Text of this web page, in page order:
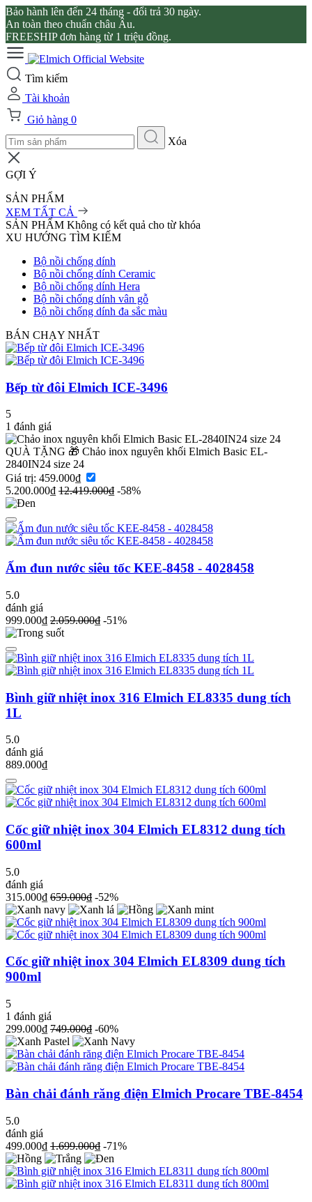
Bảo hành lên đến 24 tháng - đổi trả 30 ngày.
An toàn theo chuẩn châu Âu.
FREESHIP đơn hàng từ 1 triệu đồng.
Tìm kiếm
Tài khoản
Giỏ hàng 0
Xóa
GỢI Ý
SẢN PHẨM
XEM TẤT CẢ
SẢN PHẨM Không có kết quả cho từ khóa
XU HƯỚNG TÌM KIẾM
Bộ nồi chống dính
Bộ nồi chống dính Ceramic
Bộ nồi chống dính Hera
Bộ nồi chống dính vân gỗ
Bộ nồi chống dính đa sắc màu
BÁN CHẠY NHẤT
Bếp từ đôi Elmich ICE-3496
5
1 đánh giá
QUÀ TẶNG 🎁 Chảo inox nguyên khối Elmich Basic EL-
2840IN24 size 24
Giá trị: 459.000₫
5.200.000₫ 12.419.000₫ -58%
Ấm đun nước siêu tốc KEE-8458 - 4028458
5.0
đánh giá
999.000₫ 2.059.000₫ -51%
Bình giữ nhiệt inox 316 Elmich EL8335 dung tích
1L
5.0
đánh giá
889.000₫
Cốc giữ nhiệt inox 304 Elmich EL8312 dung tích
600ml
5.0
đánh giá
315.000₫ 659.000₫ -52%
Cốc giữ nhiệt inox 304 Elmich EL8309 dung tích
900ml
5
1 đánh giá
299.000₫ 749.000₫ -60%
Bàn chải đánh răng điện Elmich Procare TBE-8454
5.0
đánh giá
499.000₫ 1.699.000₫ -71%